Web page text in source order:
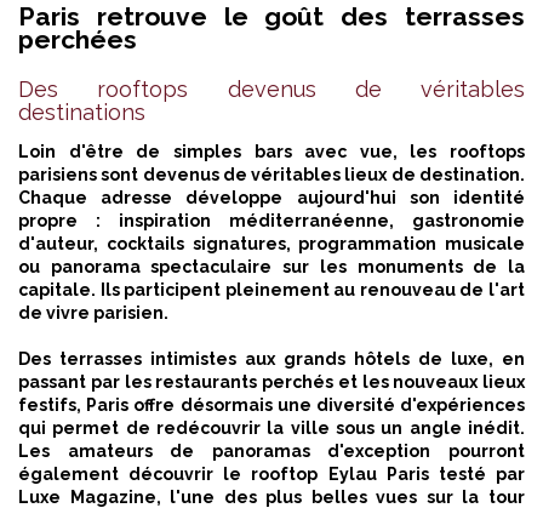
Paris retrouve le goût des terrasses
perchées
Des rooftops devenus de véritables
destinations
Loin d'être de simples bars avec vue, les rooftops
parisiens sont devenus de véritables lieux de destination.
Chaque adresse développe aujourd'hui son identité
propre : inspiration méditerranéenne, gastronomie
d'auteur, cocktails signatures, programmation musicale
ou panorama spectaculaire sur les monuments de la
capitale. Ils participent pleinement au renouveau de l'art
de vivre parisien.
Des terrasses intimistes aux grands hôtels de luxe, en
passant par les restaurants perchés et les nouveaux lieux
festifs, Paris offre désormais une diversité d'expériences
qui permet de redécouvrir la ville sous un angle inédit.
Les amateurs de panoramas d'exception pourront
également découvrir le rooftop Eylau
Paris testé par
Luxe Magazine, l'une des plus belles vues sur la tour